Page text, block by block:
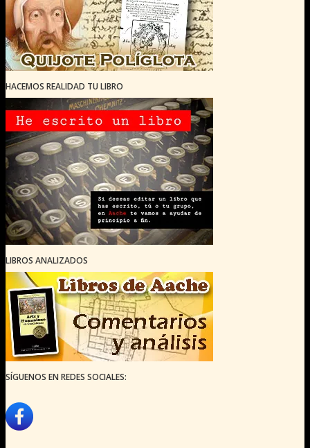
HACEMOS REALIDAD TU LIBRO
LIBROS ANALIZADOS
SÍGUENOS EN REDES SOCIALES: